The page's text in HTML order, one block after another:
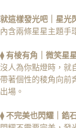
就這樣發光吧｜星光
內含兩條星星主題手
⧫ 有棱有角｜微笑星
沒人為你點燈時，就
帶著個性的稜角向前
出場。
⧫ 不完美也閃耀｜鋯